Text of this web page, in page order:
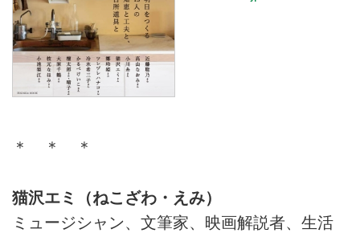
＊ ＊ ＊
猫沢エミ（ねこざわ・えみ）
ミュージシャン、文筆家、映画解説者、生活